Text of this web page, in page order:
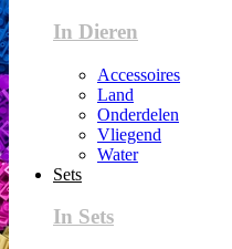
In Dieren
Accessoires
Land
Onderdelen
Vliegend
Water
Sets
In Sets